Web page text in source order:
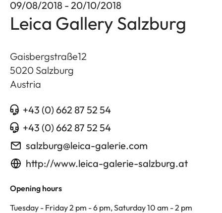
09/08/2018 - 20/10/2018
Leica Gallery Salzburg
Gaisbergstraße12
5020 Salzburg
Austria
+43 (0) 662 87 52 54
+43 (0) 662 87 52 54
salzburg@leica-galerie.com
http://www.leica-galerie-salzburg.at
Opening hours
Tuesday - Friday 2 pm - 6 pm, Saturday 10 am - 2 pm